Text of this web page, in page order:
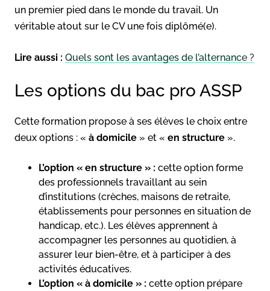
un premier pied dans le monde du travail. Un
véritable atout sur le CV une fois diplômé(e).
Lire aussi : Quels sont les avantages de l’alternance ?
Les options du bac pro ASSP
Cette formation propose à ses élèves le choix entre
deux options : « à domicile » et « en structure ».
L’option « en structure » : cette option forme
des professionnels travaillant au sein
d’institutions (crèches, maisons de retraite,
établissements pour personnes en situation de
handicap, etc.). Les élèves apprennent à
accompagner les personnes au quotidien, à
assurer leur bien-être, et à participer à des
activités éducatives.
L’option « à domicile » : cette option prépare